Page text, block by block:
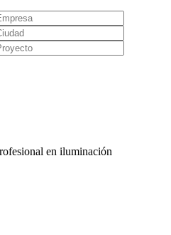
en iluminación